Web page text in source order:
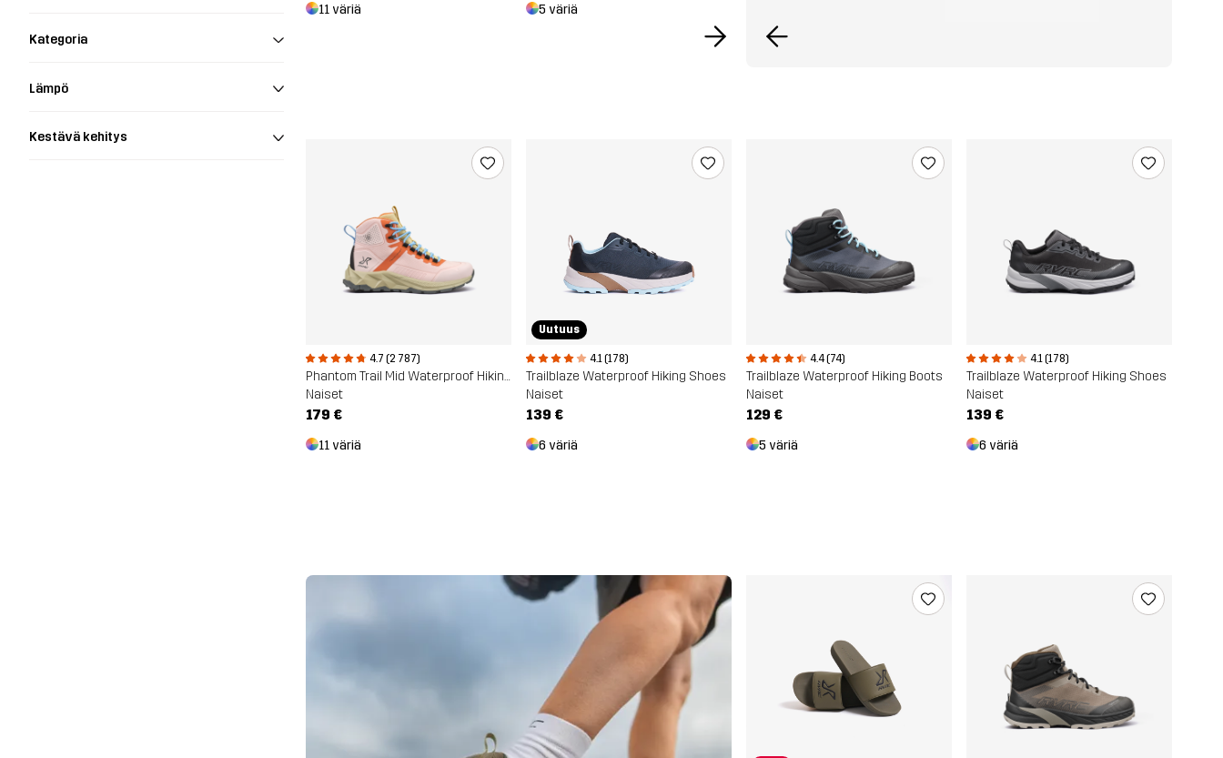
Kategoria
Lämpö
Kestävä kehitys
11 väriä 5 väriä
4.7 (2 787)
Phantom Trail Mid Waterproof Hiking Boots
Naiset
179 €
11 väriä
Uutuus
4.1 (178)
Trailblaze Waterproof Hiking Shoes
Naiset
139 €
6 väriä
4.4 (74)
Trailblaze Waterproof Hiking Boots
Naiset
129 €
5 väriä
4.1 (178)
Trailblaze Waterproof Hiking Shoes
Naiset
139 €
6 väriä